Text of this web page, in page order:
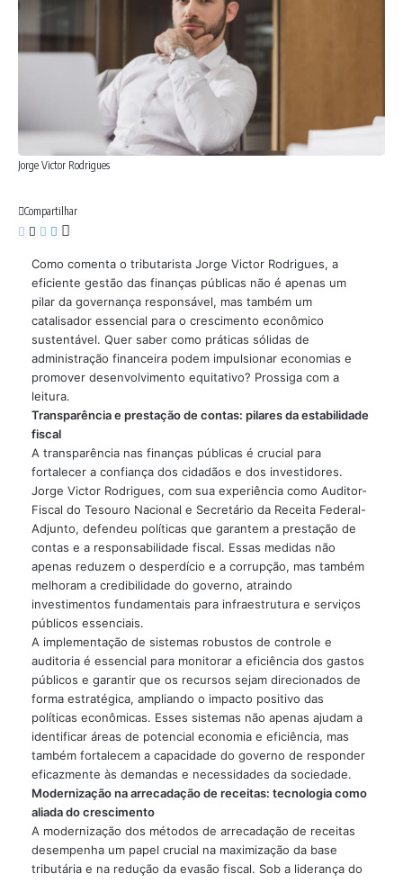
Jorge Victor Rodrigues
Compartilhar
Como comenta o tributarista Jorge Victor Rodrigues, a
eficiente gestão das finanças públicas não é apenas um
pilar da governança responsável, mas também um
catalisador essencial para o crescimento econômico
sustentável. Quer saber como práticas sólidas de
administração financeira podem impulsionar economias e
promover desenvolvimento equitativo? Prossiga com a
leitura.
Transparência e prestação de contas: pilares da estabilidade
fiscal
A transparência nas finanças públicas é crucial para
fortalecer a confiança dos cidadãos e dos investidores.
Jorge Victor Rodrigues, com sua experiência como Auditor-
Fiscal do Tesouro Nacional e Secretário da Receita Federal-
Adjunto, defendeu políticas que garantem a prestação de
contas e a responsabilidade fiscal. Essas medidas não
apenas reduzem o desperdício e a corrupção, mas também
melhoram a credibilidade do governo, atraindo
investimentos fundamentais para infraestrutura e serviços
públicos essenciais.
A implementação de sistemas robustos de controle e
auditoria é essencial para monitorar a eficiência dos gastos
públicos e garantir que os recursos sejam direcionados de
forma estratégica, ampliando o impacto positivo das
políticas econômicas. Esses sistemas não apenas ajudam a
identificar áreas de potencial economia e eficiência, mas
também fortalecem a capacidade do governo de responder
eficazmente às demandas e necessidades da sociedade.
Modernização na arrecadação de receitas: tecnologia como
aliada do crescimento
A modernização dos métodos de arrecadação de receitas
desempenha um papel crucial na maximização da base
tributária e na redução da evasão fiscal. Sob a liderança do